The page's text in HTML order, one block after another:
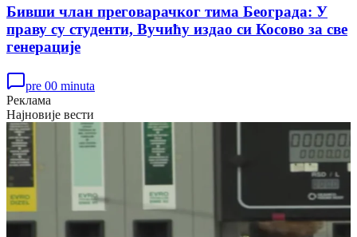
Бивши члан преговарачког тима Београда: У
праву су студенти, Вучићу издао си Косово за све
генерације
pre 00 minuta
Реклама
Најновије вести